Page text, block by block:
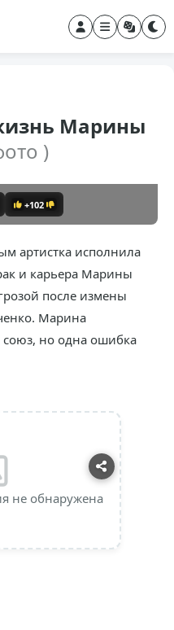
Марины
)
+102
артистка исполнила
и карьера Марины
после измены
Марина
союз, но одна ошибка
не обнаружена